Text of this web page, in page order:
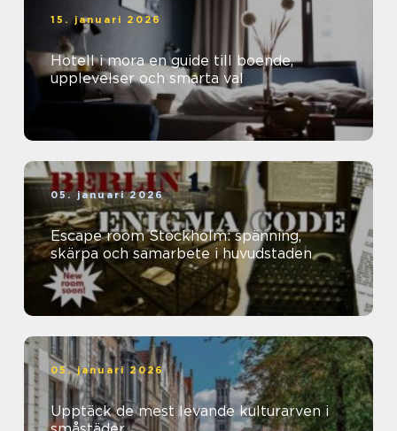
15. januari 2026
Hotell i mora en guide till boende,
upplevelser och smarta val
05. januari 2026
Escape room Stockholm: spänning,
skärpa och samarbete i huvudstaden
05. januari 2026
Upptäck de mest levande kulturarven i